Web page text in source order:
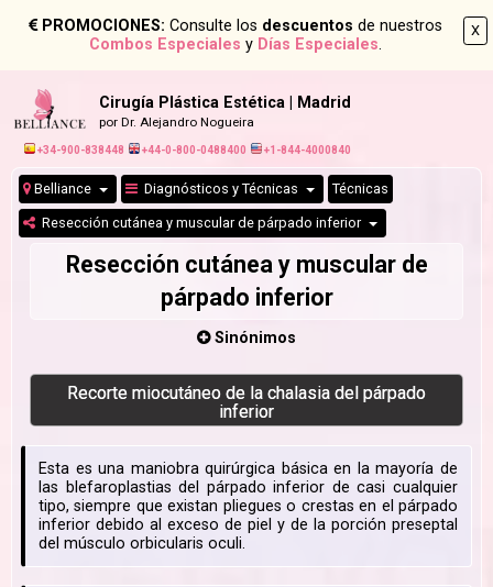
X
PROMOCIONES: Consulte los descuentos de nuestros
Combos Especiales y Días Especiales.
Cirugía Plástica Estética | Madrid
por Dr. Alejandro Nogueira
+34-900-838448 +44-0-800-0488400 +1-844-4000840
Belliance Diagnósticos y Técnicas Técnicas
Resección cutánea y muscular de párpado inferior
Resección cutánea y muscular de
párpado inferior
Sinónimos
Recorte miocutáneo de la chalasia del párpado
inferior
Esta es una maniobra quirúrgica básica en la mayoría de
las blefaroplastias del párpado inferior de casi cualquier
tipo, siempre que existan pliegues o crestas en el párpado
inferior debido al exceso de piel y de la porción preseptal
del músculo orbicularis oculi.